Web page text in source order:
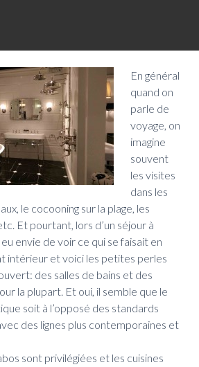
En général
quand on
parle de
voyage, on
imagine
souvent
les visites
dans les
le cocooning sur la plage, les
Et pourtant, lors d’un séjour à
envie de voir ce qui se faisait en
intérieur et voici les petites perles
des salles de bains et des
la plupart. Et oui, il semble que le
soit à l’opposé des standards
des lignes plus contemporaines et
sont privilégiées et les cuisines